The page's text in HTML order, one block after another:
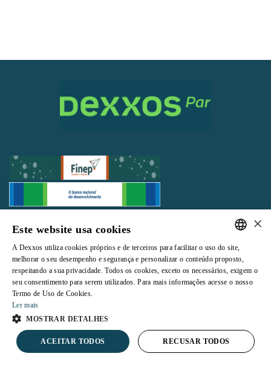
Todos os direitos reservados | Termos e Condições de Uso
Política de
Privacidade
PORTUGUESE
ENGLISH
×
Este website usa cookies
A Dexxos utiliza cookies próprios e de terceiros para facilitar o uso do site,
melhorar o seu desempenho e segurança e personalizar o conteúdo proposto,
respeitando a sua privacidade. Todos os cookies, exceto os necessários, exigem o
seu consentimento para serem utilizados. Para mais informações acesse o nosso
Termo de Uso de Cookies.
Ler mais
MOSTRAR DETALHES
ACEITAR TODOS RECUSAR TODOS